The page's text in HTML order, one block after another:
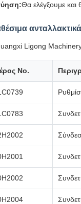
Θα ελέγξουμε και
Ligong Machinery
Νο.